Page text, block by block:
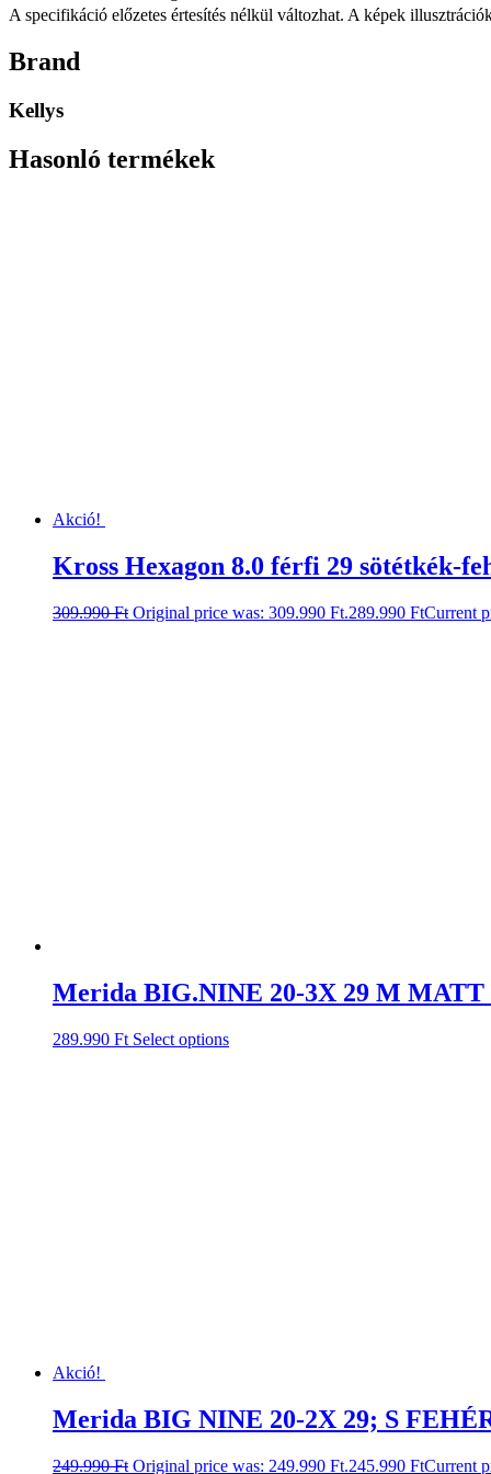
A specifikáció előzetes értesítés nélkül változhat. A képek
Brand
Kellys
Hasonló termékek
Akció!
Kross Hexagon 8.0 férfi 29 sötétkék-
309.990Ft Original price was: 309.990 Ft.289.990 FtCurrent
Merida BIG.NINE 20-3X 29 M
289.990 Ft Select options
Akció!
Merida BIG NINE 20-2X 29; S
249.990Ft Original price was: 249.990 Ft.245.990 FtCurrent